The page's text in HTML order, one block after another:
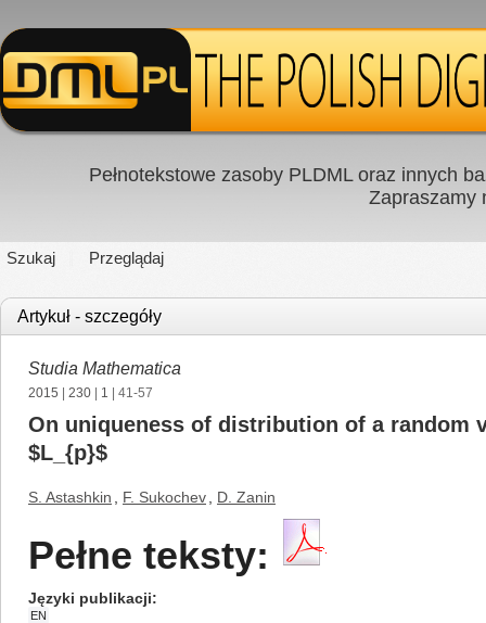
Pełnotekstowe zasoby PLDML oraz innych
Zapraszamy
Szukaj Przeglądaj
Artykuł - szczegóły
Studia Mathematica
2015 230 1 | 41-57
On uniqueness of distribution of a random
$L_{p}$
S. Astashkin F. Sukochev D. Zanin
Pełne teksty:
Języki publikacji
EN